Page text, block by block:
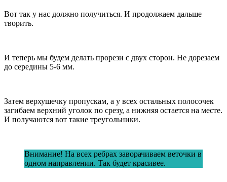
Вот так у нас должно получиться. И продолжаем дальше
творить.
И теперь мы будем делать прорези с двух сторон. Не дорезаем
до середины 5-6 мм.
Затем верхушечку пропускам, а у всех остальных полосочек
загибаем верхний уголок по срезу, а нижняя остается на месте.
И получаются вот такие треугольники.
Внимание! На всех ребрах заворачиваем веточки в
одном направлении. Так будет красивее.